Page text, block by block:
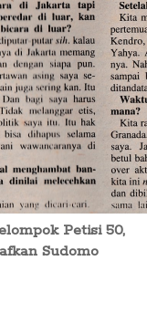
Petisi 50,
Sudomo